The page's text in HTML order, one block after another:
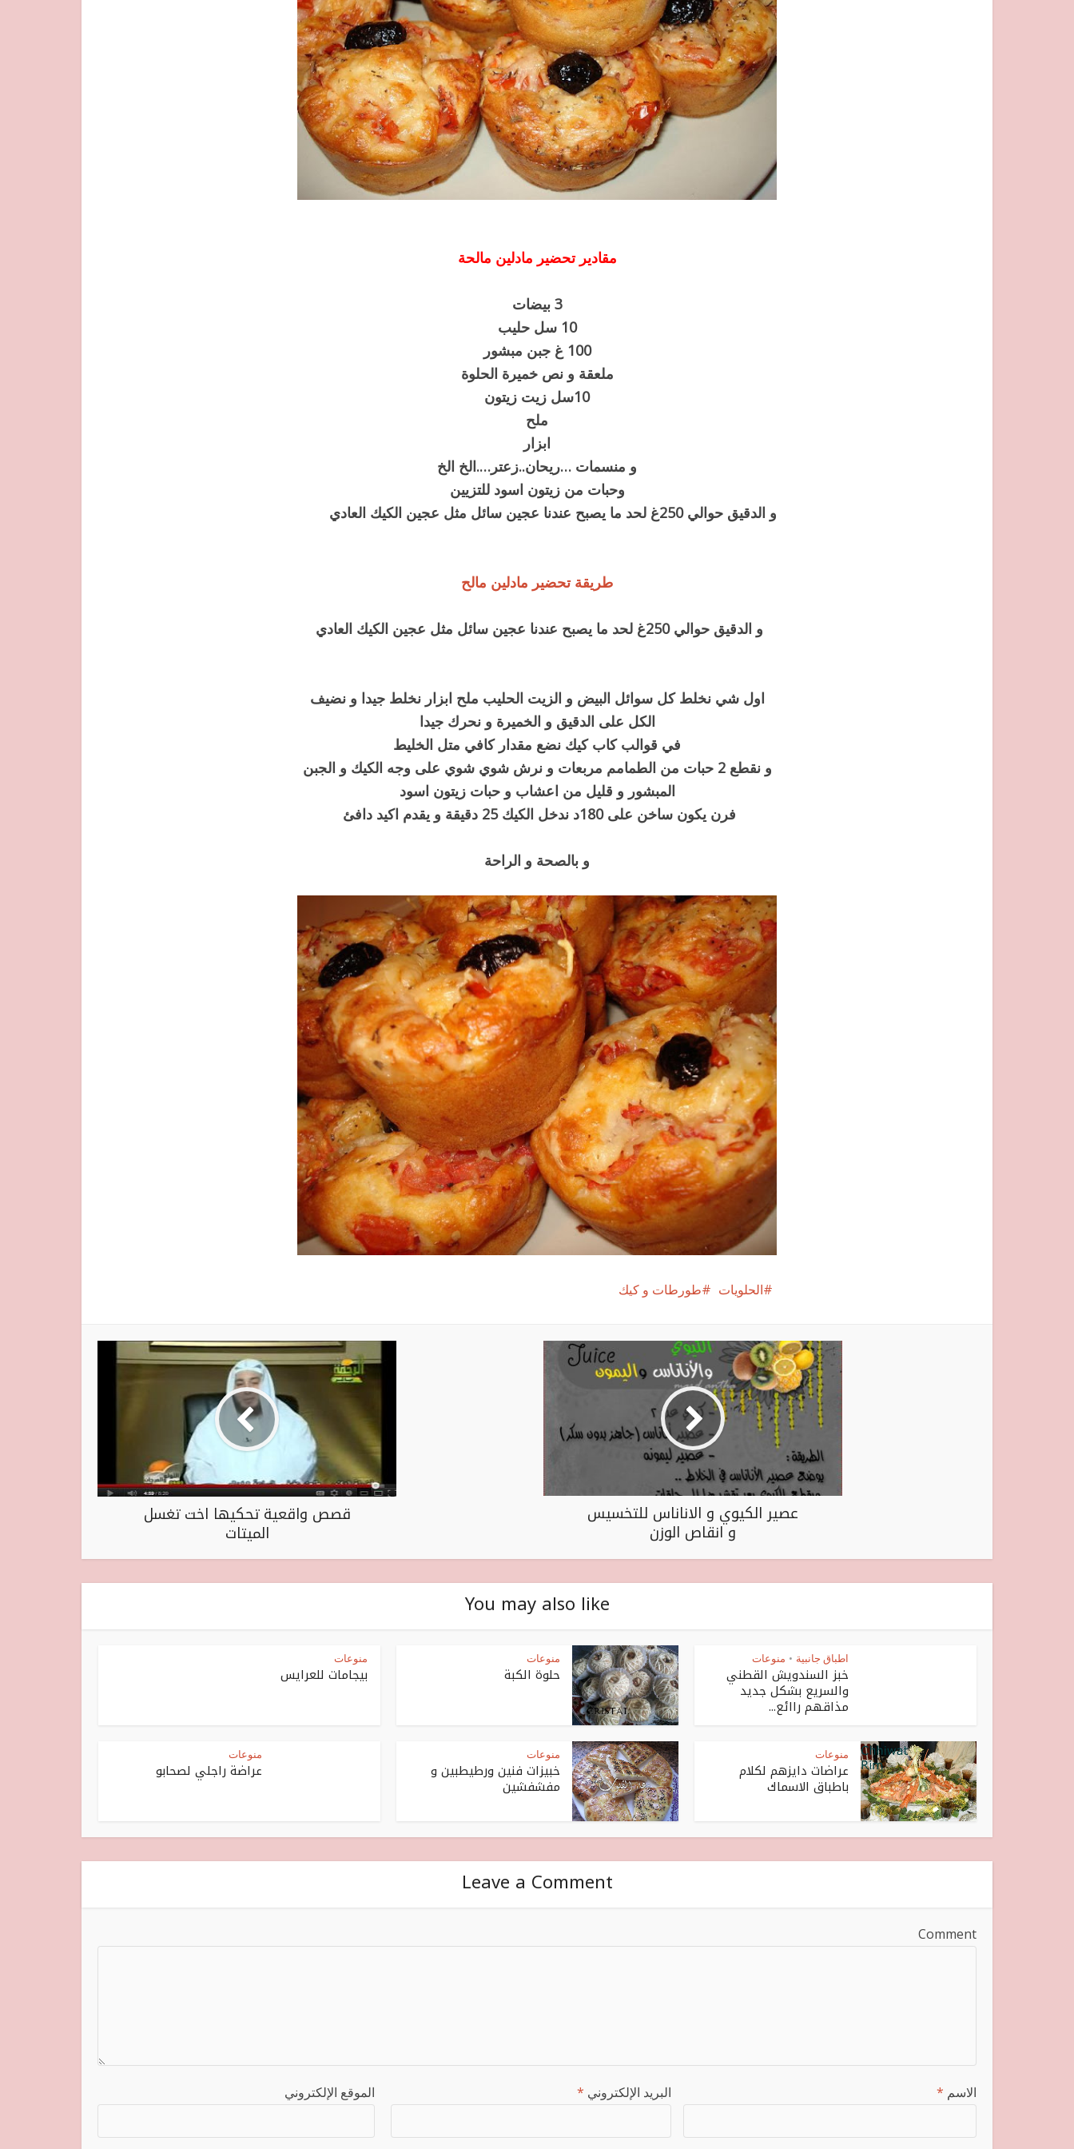
مقادير تحضير مادلين مالحة
3 بيضات
10 سل حليب
100 غ جبن مبشور
ملعقة و نص خميرة الحلوة
10سل زيت زيتون
ملح
ابزار
و منسمات …ريحان..زعتر….الخ الخ
وحبات من زيتون اسود للتزيين
و الدقيق حوالي 250غ لحد ما يصبح عندنا عجين سائل مثل عجين الكيك العادي
طريقة تحضير مادلين مالح
و الدقيق حوالي 250غ لحد ما يصبح عندنا عجين سائل مثل عجين الكيك العادي
اول شي نخلط كل سوائل البيض و الزيت الحليب ملح ابزار نخلط جيدا و نضيف
الكل على الدقيق و الخميرة و نحرك جيدا
في قوالب كاب كيك نضع مقدار كافي متل الخليط
و نقطع 2 حبات من الطمامم مربعات و نرش شوي شوي على وجه الكيك و الجبن
المبشور و قليل من اعشاب و حبات زيتون اسود
فرن يكون ساخن على 180د ندخل الكيك 25 دقيقة و يقدم اكيد دافئ
و بالصحة و الراحة
الحلويات طورطات و كيك
قصص واقعية تحكيها اخت تغسل
الميتات
عصير الكيوي و الاناناس للتخسيس
و انقاص الوزن
You may also like
اطباق جانبية • منوعات
خبز السندويش القطني
والسريع بشكل جديد
مذاقهم راائع...
منوعات
حلوة الكبة
منوعات
بيجامات للعرايس
منوعات
عراضات دايزهم لكلام
باطباق الاسماك
منوعات
خبيزات فنين ورطيطبين و
مفشفشين
منوعات
عراضة راجلي لصحابو
Leave a Comment
Comment
الاسم * البريد الإلكتروني * الموقع الإلكتروني